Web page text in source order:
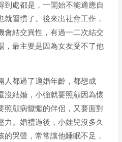
到處都是，一開始不能適應自
習慣了。後來出社會工作，
會結交異性，有過一二次結交
，最主要是因為女友受不了他
人都過了適婚年齡，都想成
沒結婚，小強就要照顧因為懷
照顧病懨懨的伴侶，又要面對
力。婚禮過後，小娃兒沒多久
哭聲，常常讓他睡眠不足，